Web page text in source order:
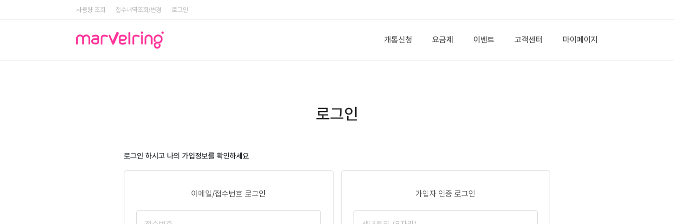
사용량 조회 접수내역조회/변경 로그인
개통신청 요금제 이벤트 고객센터 마이페이지
로그인
로그인 하시고 나의 가입정보를 확인하세요
이메일/접수번호 로그인 가입자 인증 로그인